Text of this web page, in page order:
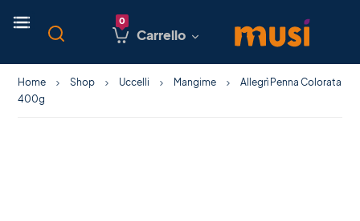
Carrello
Home Shop Uccelli Mangime
Allegrì Penna Colorata
400g